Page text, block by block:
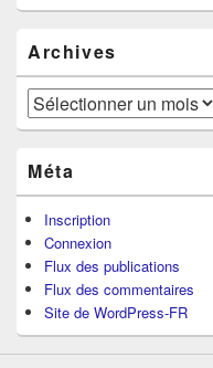
Archives
Archives
Méta
Inscription
Connexion
Flux des publications
Flux des commentaires
Site de WordPress-FR